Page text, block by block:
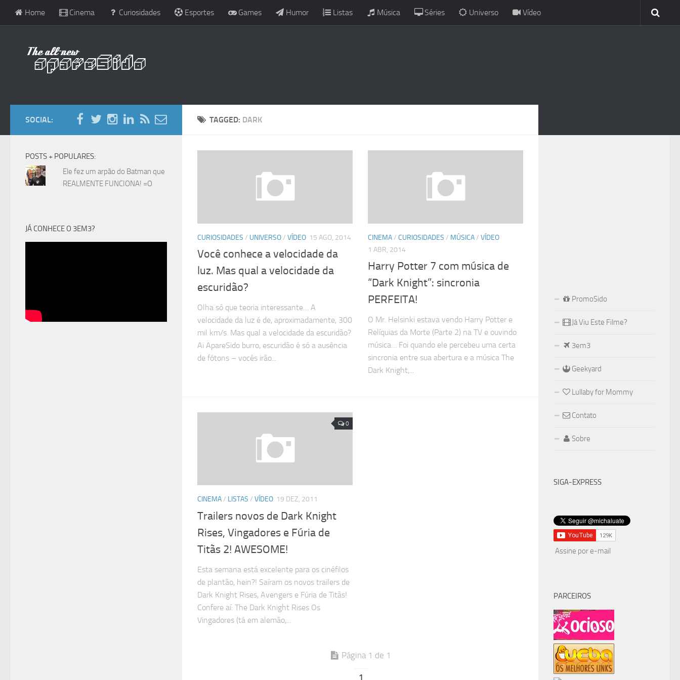
Home Cinema Curiosidades Esportes Games Humor Listas Música Séries Universo Vídeo
TAGGED: DARK
CURIOSIDADES / UNIVERSO/ VÍDEO 15 AGO, 2014
Você conhece a velocidade da
luz. Mas qual a velocidade da
escuridão?
Olha só que teoria interessante… A
velocidade da luz é de, aproximadamente, 300
mil km/s. Mas qual a velocidade da escuridão?
Ai ApareSido burro, escuridão é só a ausência
de fótons – vocês irão...
CINEMA/ CURIOSIDADES / MÚSICA/ VÍDEO
1 ABR, 2014
Harry Potter 7 com música de
“Dark Knight”: sincronia
PERFEITA!
O Mr. Helsinki estava vendo Harry Potter e
Relíquias da Morte (Parte 2) na TV e ouvindo
música… Foi quando ele percebeu uma certa
sincronia entre sua abertura e a música The
Dark Knight,...
0
CINEMA/ LISTAS / VÍDEO 19 DEZ, 2011
Trailers novos de Dark Knight
Rises, Vingadores e Fúria de
Titãs 2! AWESOME!
Esta semana está excelente para os cinéfilos
de plantão, hein?! Saíram os novos trailers de
Dark Knight Rises, Avengers e Fúria de Titãs!
Confere aí: The Dark Knight Rises Os
Vingadores (tá em alemão,...
Página 1 de 1
1
SOCIAL:
POSTS + POPULARES:
Ele fez um arpão do Batman que
REALMENTE FUNCIONA! =O
JÁ CONHECE O 3EM3?
PromoSido
Já Viu Este Filme?
3em3
Geekyard
Lullaby for Mommy
Contato
Sobre
SIGA-EXPRESS
Assine por e-mail
PARCEIROS